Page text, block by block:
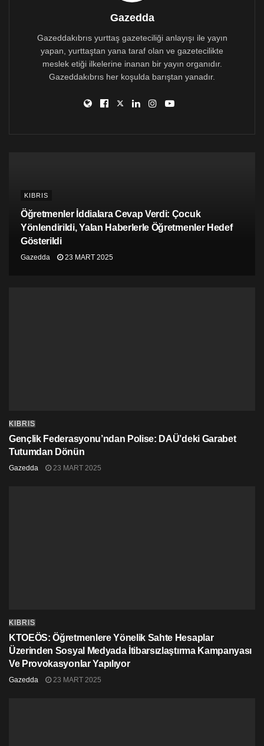
Kıbrıs’ın kuzeyi ile güneyi arasındaki geçişlerin
koronavirüs pandemisi bahane edilerek kapatılmasının
Komitesi ve liderlerin temsilcilerinin görüşmelerinde
Kıbrıs’ın güneyinde çekilen demir set, güvenlik ekipleri
tarafından kaldırılıyor.
Gazedda
Gazeddakıbrıs yurttaş gazeteciliği anlayışı ile yayın
yapan, yurttaştan yana taraf olan ve gazetecilikte
meslek etiği ilkelerine inanan bir yayın organıdır.
Gazeddakıbrıs her koşulda barıştan yanadır.
KIBRIS
Öğretmenler İddialara Cevap Verdi: Çocuk
Yönlendirildi, Yalan Haberlerle Öğretmenler Hedef
Gösterildi
Gazedda 23 MART 2025
KIBRIS
Gençlik Federasyonu’ndan Polise: DAÜ’deki Garabet
Tutumdan Dönün
Gazedda 23 MART 2025
KIBRIS
KTOEÖS: Öğretmenlere Yönelik Sahte Hesaplar
Üzerinden Sosyal Medyada İtibarsızlaştırma Kampanyası
Ve Provokasyonlar Yapılıyor
Gazedda 23 MART 2025